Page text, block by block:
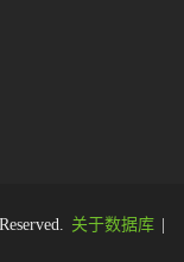
关于数据库